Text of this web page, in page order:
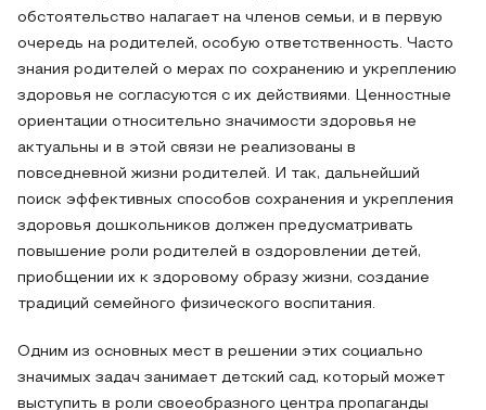
обстоятельство налагает на членов семьи, и в первую
очередь на родителей, особую ответственность. Часто
знания родителей о мерах по сохранению и укреплению
здоровья не согласуются с их действиями. Ценностные
ориентации относительно значимости здоровья не
актуальны и в этой связи не реализованы в
повседневной жизни родителей. И так, дальнейший
поиск эффективных способов сохранения и укрепления
здоровья дошкольников должен предусматривать
повышение роли родителей в оздоровлении детей,
приобщении их к здоровому образу жизни, создание
традиций семейного физического воспитания.
Одним из основных мест в решении этих социально
значимых задач занимает детский сад, который может
выступить в роли своеобразного центра пропаганды